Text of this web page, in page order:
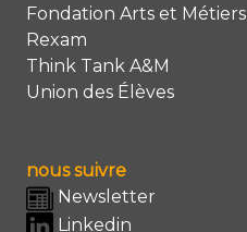
Fondation Arts et Métiers
Rexam
Think Tank A&M
Union des Élèves
nous suivre
Newsletter
Linkedin